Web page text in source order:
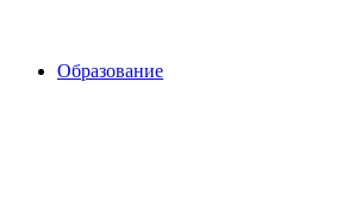
Образование